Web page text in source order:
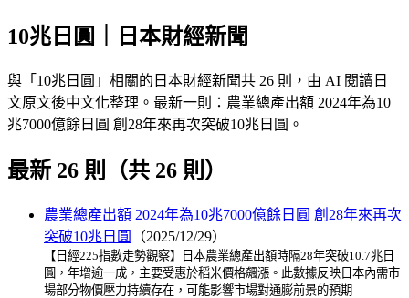
10兆日圓｜日本財經新聞
與「10兆日圓」相關的日本財經新聞共 26 則，由 AI 閱讀日
文原文後中文化整理。最新一則：農業總產出額 2024年為10
兆7000億餘日圓 創28年來再次突破10兆日圓。
最新 26 則（共 26 則）
農業總產出額 2024年為10兆7000億餘日圓 創28年來再次
突破10兆日圓
（2025/12/29）
【日經225指數走勢觀察】日本農業總產出額時隔28年突破10.7兆日
圓，年增逾一成，主要受惠於稻米價格飆漲。此數據反映日本內需市
場部分物價壓力持續存在，可能影響市場對通膨前景的預期